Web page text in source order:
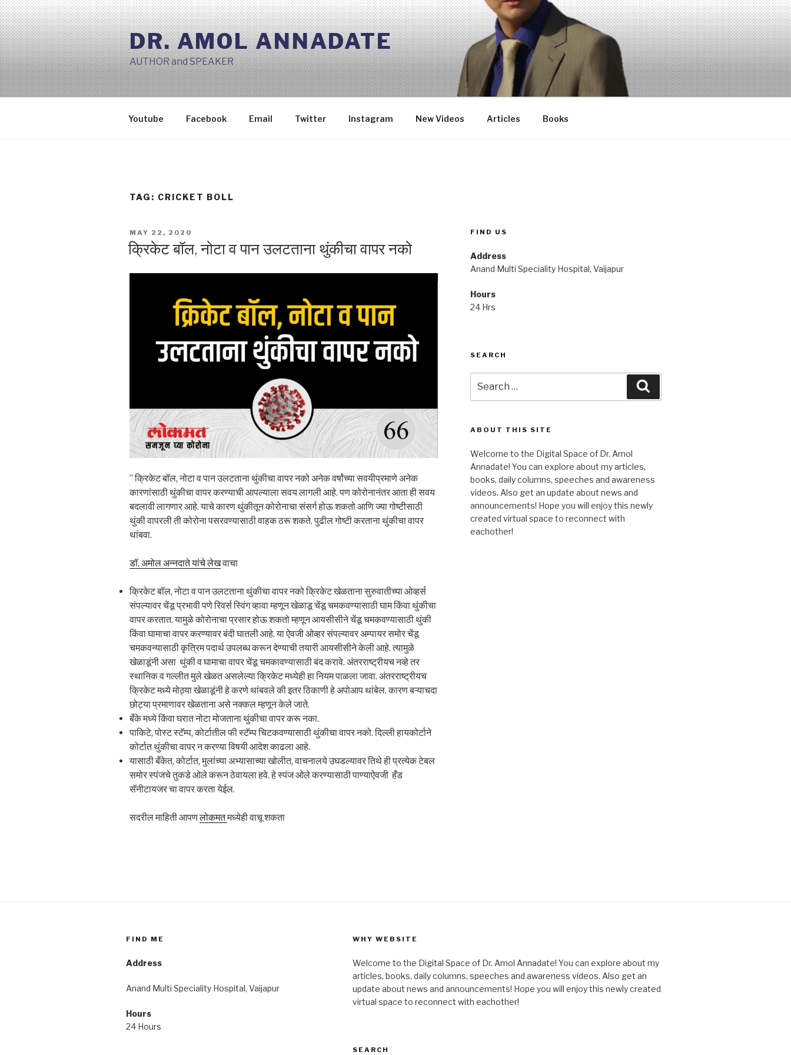
Skip
to
content
DR. AMOL ANNADATE
AUTHOR and SPEAKER
Youtube Facebook Email Twitter Instagram New Videos Articles Books
TAG: CRICKET BOLL
POSTED
ON
MAY 22, 2020
क्रिकेट बॉल, नोटा व पान उलटताना थुंकीचा वापर नको
” क्रिकेट बॉल, नोटा व पान उलटताना थुंकीचा वापर नको अनेक वर्षांच्या सवयीप्रमाणे अनेक
कारणांसाठी थुंकीचा वापर करण्याची आपल्याला सवय लागली आहे. पण कोरोनानंतर आता ही सवय
बदलावी लागणार आहे. याचे कारण थुंकीतून कोरोनाचा संसर्ग होऊ शकतो आणि ज्या गोष्टीसाठी
थुंकी वापरली ती कोरोना पसरवण्यासाठी वाहक ठरू शकते. पुढील गोष्टी करताना थुंकीचा वापर
थांबवा.
डॉ. अमोल अन्नदाते यांचे लेखवाचा
क्रिकेट बॉल, नोटा व पान उलटताना थुंकीचा वापर नको क्रिकेट खेळताना सुरुवातीच्या ओव्हर्स
संपल्यावर चेंडू प्रभावी पणे रिवर्स स्विंग व्हावा म्हणून खेळाडू चेंडू चमकवण्यासाठी घाम किंवा थुंकीचा
वापर करतात. यामुळे कोरोनाचा प्रसार होऊ शकतो म्हणून आयसीसीने चेंडू चमकवण्यासाठी थुंकी
किंवा घामाचा वापर करण्यावर बंदी घातली आहे. या ऐवजी ओव्हर संपल्यावर अम्पायर समोर चेंडू
चमकवन्यासाठी कृत्रिम पदार्थ उपलब्ध करून देण्याची तयारी आयसीसीने केली आहे. त्यामुळे
खेळाडूंनी असा थुंकी व घामाचा वापर चेंडू चमकावण्यासाठी बंद करावे. अंतरराष्ट्रीयच नव्हे तर
स्थानिक व गल्लीत मुले खेळत असलेल्या क्रिकेट मध्येही हा नियम पाळला जावा. अंतरराष्ट्रीयच
क्रिकेट मध्ये मोठ्या खेळाडूंनी हे करणे थांबवले की इतर ठिकाणी हे अपोआप थांबेल. कारण बऱ्याचदा
छोट्या प्रमाणावर खेळताना असे नक्कल म्हणून केले जाते.
बँके मध्ये किंवा घरात नोटा मोजताना थुंकीचा वापर करू नका.
पाकिटे, पोस्ट स्टॅम्प, कोर्टातील फी स्टॅम्प चिटकवण्यासाठी थुंकीचा वापर नको. दिल्ली हायकोर्टाने
कोर्टात थुंकीचा वापर न करण्या विषयी आदेश काढला आहे.
यासाठी बँकेत, कोर्टात, मुलांच्या अभ्यासाच्या खोलीत, वाचनालये उघडल्यावर तिथे ही प्रत्येक टेबल
समोर स्पंजचे तुकडे ओले करून ठेवायला हवे. हे स्पंज ओले करण्यासाठी पाण्याऐवजी हँड
सॅनीटायजर चा वापर करता येईल.
सदरील माहिती आपणलोकमतमध्येही वाचू शकता
FIND US
Address
Anand Multi Speciality Hospital, Vaijapur
Hours
24 Hrs
SEARCH
for:
ABOUT THIS SITE
Welcome to the Digital Space of Dr. Amol
Annadate! You can explore about my articles,
books, daily columns, speeches and awareness
videos. Also get an update about news and
announcements! Hope you will enjoy this newly
created virtual space to reconnect with
eachother!
FIND ME
Address
Anand Multi Speciality Hospital, Vaijapur
Hours
24 Hours
WHY WEBSITE
Welcome to the Digital Space of Dr. Amol Annadate! You can explore about my
articles, books, daily columns, speeches and awareness videos. Also get an
update about news and announcements! Hope you will enjoy this newly created
virtual space to reconnect with eachother!
SEARCH